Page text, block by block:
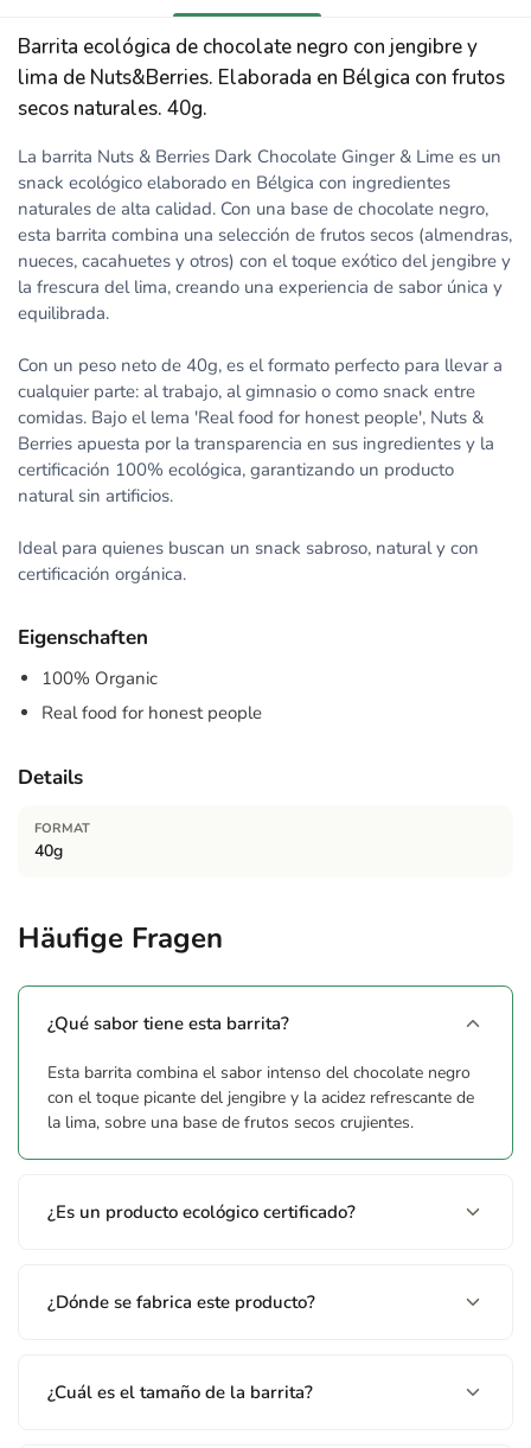
Barrita ecológica de chocolate negro con jengibre y
lima de Nuts&Berries. Elaborada en Bélgica con frutos
secos naturales. 40g.
La barrita Nuts & Berries Dark Chocolate Ginger & Lime es un
snack ecológico elaborado en Bélgica con ingredientes
naturales de alta calidad. Con una base de chocolate negro,
esta barrita combina una selección de frutos secos (almendras,
nueces, cacahuetes y otros) con el toque exótico del jengibre y
la frescura del lima, creando una experiencia de sabor única y
equilibrada.
Con un peso neto de 40g, es el formato perfecto para llevar a
cualquier parte: al trabajo, al gimnasio o como snack entre
comidas. Bajo el lema 'Real food for honest people', Nuts &
Berries apuesta por la transparencia en sus ingredientes y la
certificación 100% ecológica, garantizando un producto
natural sin artificios.
Ideal para quienes buscan un snack sabroso, natural y con
certificación orgánica.
Eigenschaften
100% Organic
Real food for honest people
Details
FORMAT
40g
Häufige Fragen
¿Qué sabor tiene esta barrita?
Esta barrita combina el sabor intenso del chocolate negro
con el toque picante del jengibre y la acidez refrescante de
la lima, sobre una base de frutos secos crujientes.
¿Es un producto ecológico certificado?
¿Dónde se fabrica este producto?
¿Cuál es el tamaño de la barrita?